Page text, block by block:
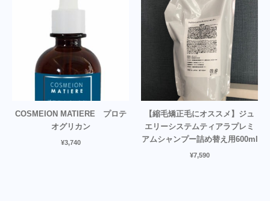
COSMEION MATIERE プロテ
オグリカン
¥3,740
【縮毛矯正毛にオススメ】ジュ
エリーシステムティアラプレミ
アムシャンプー詰め替え用600ml
¥7,590